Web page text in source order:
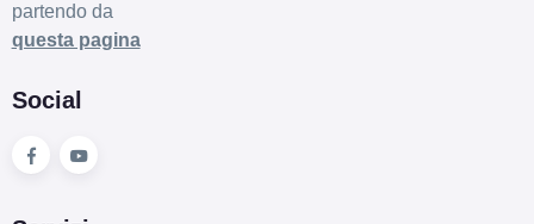
partendo da
questa pagina
Social